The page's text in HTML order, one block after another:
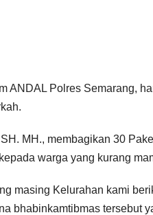
ANDAL Polres Semarang,
MH., membagikan 30
warga yang kurang
masing Kelurahan kami
bhabinkamtibmas tersebut